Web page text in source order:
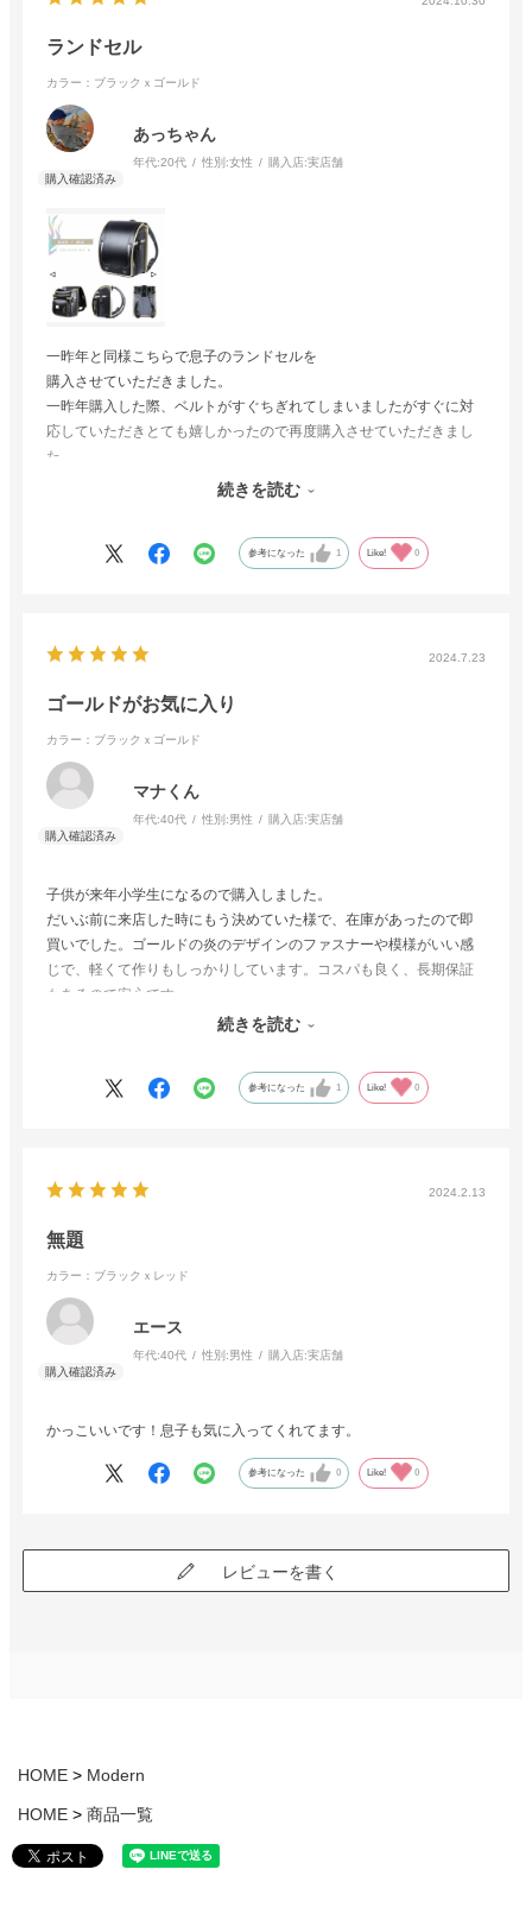
ランドセル
カラー：ブラックｘゴールド
あっちゃん
年代:20代 性別:女性 購入店:実店舗
一昨年と同様こちらで息子のランドセルを
購入させていただきました。
一昨年購入した際、ベルトがすぐちぎれてしまいましたがすぐに対
応していただきとても嬉しかったので再度購入させていただきまし
た。
店員さんの対応も素晴らしくスムーズにお買い物が出来て嬉しかっ
たいと思っております。
続きを読む
参考になった 1 Like! 0
2024.7.23
ゴールドがお気に入り
カラー：ブラックｘゴールド
マナくん
年代:40代 性別:男性 購入店:実店舗
子供が来年小学生になるので購入しました。
だいぶ前に来店した時にもう決めていた様で、在庫があったので即
買いでした。ゴールドの炎のデザインのファスナーや模様がいい感
じで、軽くて作りもしっかりしています。コスパも良く、長期保証
もあるので安心です。
店員さんも親切丁寧な対応で、とても良かったです。ありがとうご
続きを読む
参考になった 1 Like! 0
2024.2.13
無題
カラー：ブラックｘレッド
エース
年代:40代 性別:男性 購入店:実店舗
かっこいいです！息子も気に入ってくれてます。
参考になった 0 Like! 0
レビューを書く
HOME Modern
HOME 商品一覧